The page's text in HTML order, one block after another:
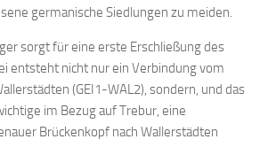
germanische Siedlungen zu meiden.
sorgt für eine erste Erschließung des
entsteht nicht nur ein Verbindung vom
(GEI1-WAL2), sondern, und das
im Bezug auf Trebur, eine
Brückenkopf nach Wallerstädten